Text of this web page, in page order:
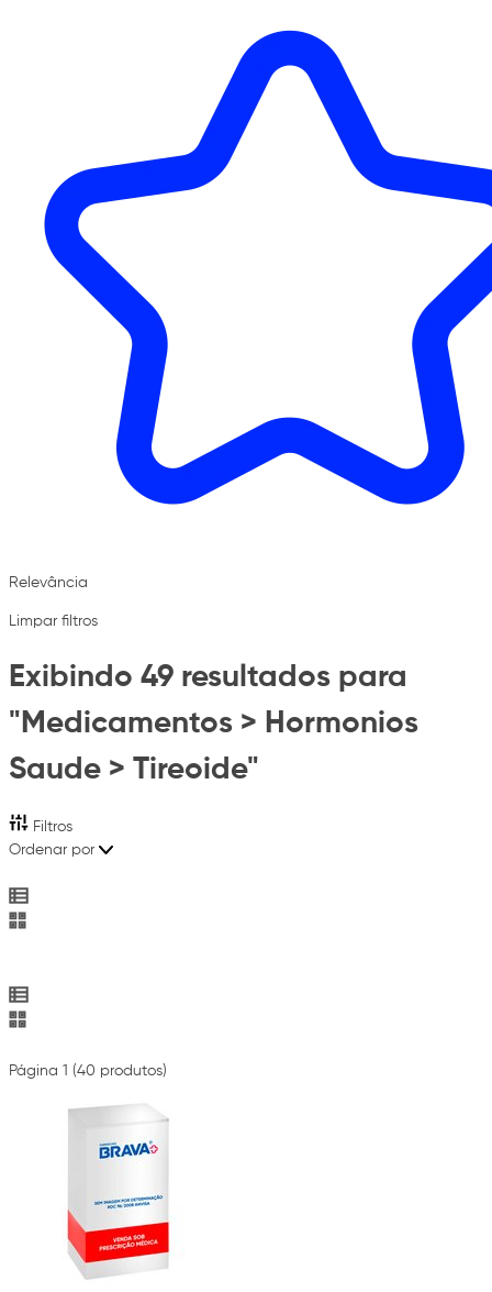
Relevância
Limpar filtros
Exibindo 49 resultados para
"Medicamentos > Hormonios
Saude > Tireoide"
Filtros
Ordenar por
Página 1 (40 produtos)